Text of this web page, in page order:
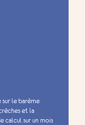
le barème
et la
calcul sur un mois